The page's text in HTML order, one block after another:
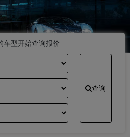
车型开始查询报价
查询